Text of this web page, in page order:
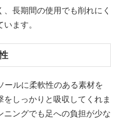
長期間の使用でも削れにく
ます。
ールに柔軟性のある素材を
しっかりと吸収してくれま
ングでも足への負担が少な